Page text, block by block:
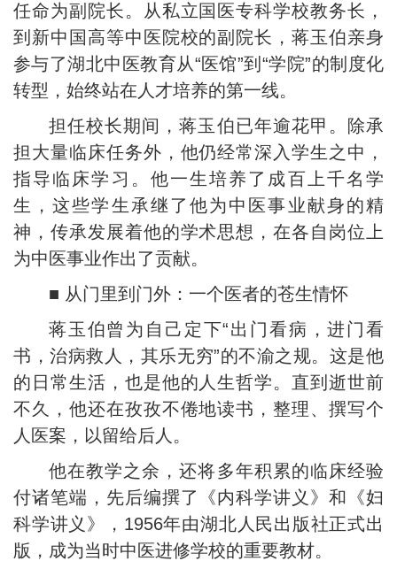
任命为副院长。从私立国医专科学校教务长，
到新中国高等中医院校的副院长，蒋玉伯亲身
参与了湖北中医教育从“医馆”到“学院”的制度化
转型，始终站在人才培养的第一线。
担任校长期间，蒋玉伯已年逾花甲。除承
担大量临床任务外，他仍经常深入学生之中，
指导临床学习。他一生培养了成百上千名学
生，这些学生承继了他为中医事业献身的精
神，传承发展着他的学术思想，在各自岗位上
为中医事业作出了贡献。
■ 从门里到门外：一个医者的苍生情怀
蒋玉伯曾为自己定下“出门看病，进门看
书，治病救人，其乐无穷”的不渝之规。这是他
的日常生活，也是他的人生哲学。直到逝世前
不久，他还在孜孜不倦地读书，整理、撰写个
人医案，以留给后人。
他在教学之余，还将多年积累的临床经验
付诸笔端，先后编撰了《内科学讲义》和《妇
科学讲义》，1956年由湖北人民出版社正式出
版，成为当时中医进修学校的重要教材。